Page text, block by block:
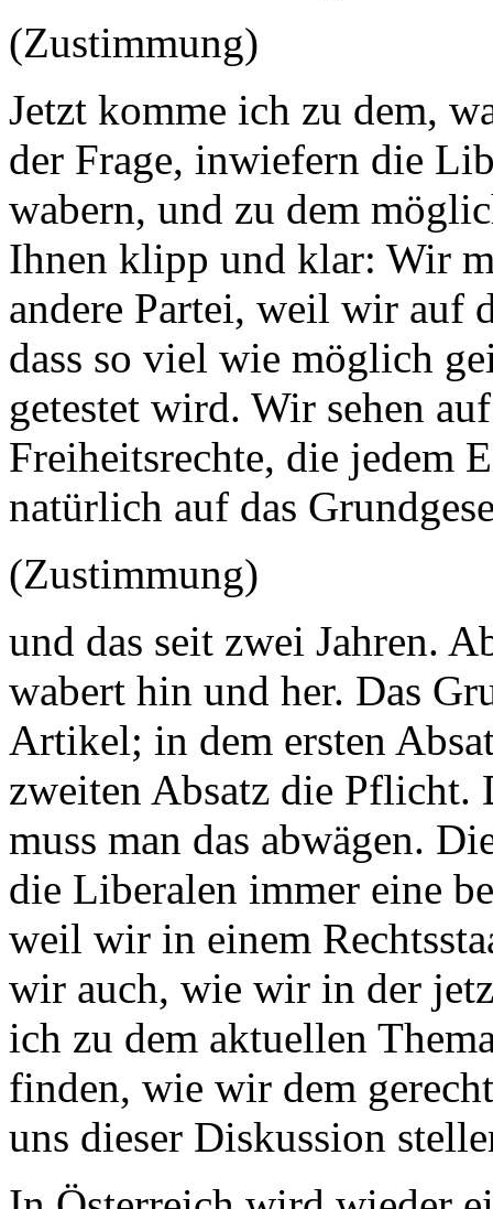
(Zustimmung)
Jetzt komme ich zu dem,
der Frage, inwiefern die
wabern, und zu dem
Ihnen klipp und klar: Wir
andere Partei, weil wir auf
dass so viel wie möglich
getestet wird. Wir sehen
Freiheitsrechte, die jedem
natürlich auf das
(Zustimmung)
und das seit zwei Jahren.
wabert hin und her. Das
Artikel; in dem ersten
zweiten Absatz die Pflicht.
muss man das abwägen.
die Liberalen immer eine
weil wir in einem
wir auch, wie wir in der
ich zu dem aktuellen
finden, wie wir dem
uns dieser Diskussion